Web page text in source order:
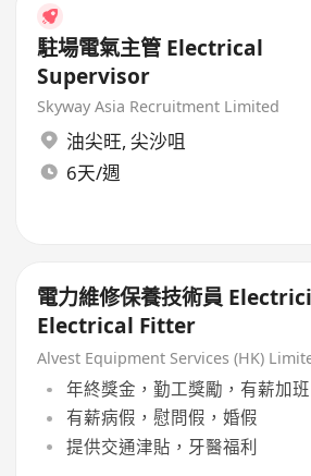
駐場電氣主管 Electrical
Supervisor
Skyway Asia Recruitment Limited
油尖旺, 尖沙咀
6天/週
電力維修保養技術員
Electrical Fitter
年終獎金，勤工獎勵，有薪加班
有薪病假，慰問假，婚假
提供交通津貼，牙醫福利